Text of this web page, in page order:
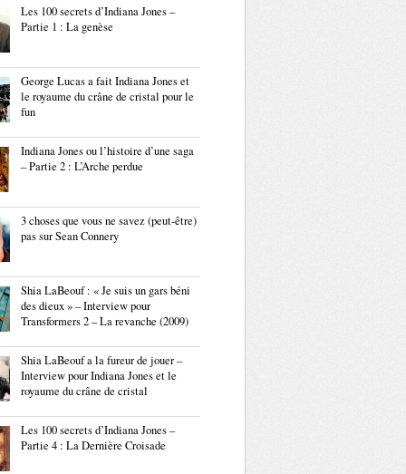
Les 100 secrets d’Indiana Jones –
Partie 1 : La genèse
George Lucas a fait Indiana Jones et
le royaume du crâne de cristal pour le
fun
Indiana Jones ou l’histoire d’une saga
– Partie 2 : L’Arche perdue
3 choses que vous ne savez (peut-être)
pas sur Sean Connery
Shia LaBeouf : « Je suis un gars béni
des dieux » – Interview pour
Transformers 2 – La revanche (2009)
Shia LaBeouf a la fureur de jouer –
Interview pour Indiana Jones et le
royaume du crâne de cristal
Les 100 secrets d’Indiana Jones –
Partie 4 : La Dernière Croisade